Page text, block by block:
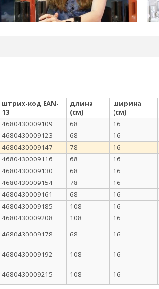
штрих-код EAN-
13
длина
(см)
ширина
(см)
4680430009109 68 16
4680430009123 68 16
4680430009147 78 16
4680430009116 68 16
4680430009130 68 16
4680430009154 78 16
4680430009161 68 16
4680430009185 108 16
4680430009208 108 16
4680430009178 68 16
4680430009192 108 16
4680430009215 108 16